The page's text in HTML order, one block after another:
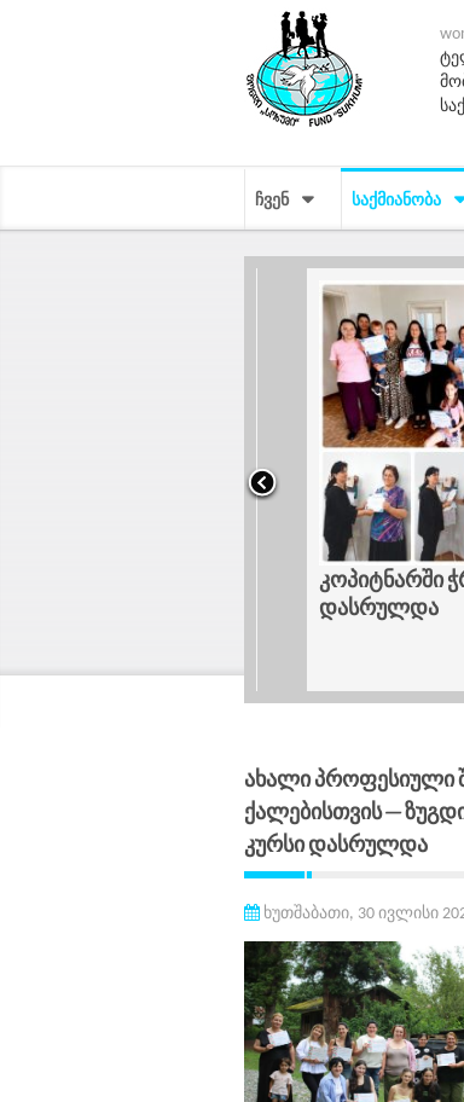
ᲩᲕᲔᲜ ᲡᲐᲥᲛᲘᲐᲜᲝᲑᲐ
კოპიტნარში ჭრა-
დასრულდა
Ახალი Პროფესიული
Ქალებისთვის —
Კურსი Დასრულდა
ხუთშაბათი, 30 ივლისი